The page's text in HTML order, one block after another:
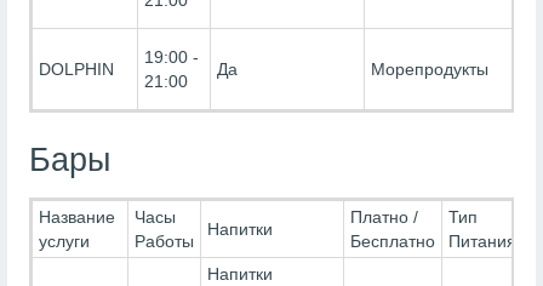
DOLPHIN
19:00 -
21:00
Да Морепродукты
Бары
Название
услуги
Часы
Работы
Напитки
Платно /
Бесплатно
Тип
Питания
Напитки